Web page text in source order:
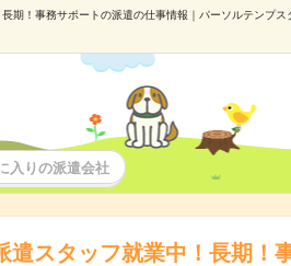
長期！事務サポートの派遣の仕事情報｜パーソルテンプ
入りの派遣会社
遣スタッフ就業中！長期！